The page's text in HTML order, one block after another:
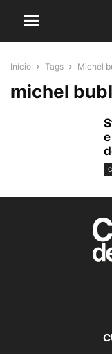
Início Tags Michel
michel